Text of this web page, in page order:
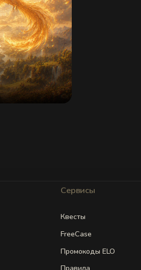
Сервисы
Квесты
FreeCase
Промокоды ELO